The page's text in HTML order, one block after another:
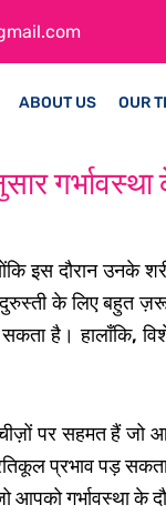
ABOUT US OUR
गर्भावस्था
इस दौरान
के लिए बहुत
है। हालाँकि,
चीज़ों पर सहमत हैं
प्रभाव पड़
गर्भावस्था के